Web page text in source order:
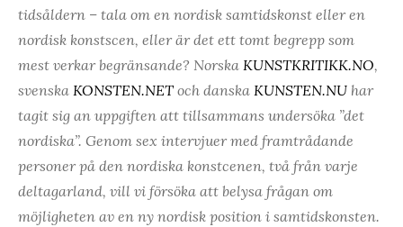
tidsåldern – tala om en nordisk samtidskonst eller en
nordisk konstscen, eller är det ett tomt begrepp som
mest verkar begränsande? Norska KUNSTKRITIKK.NO,
svenska KONSTEN.NEToch danska KUNSTEN.NU har
tagit sig an uppgiften att tillsammans undersöka ”det
nordiska”. Genom sex intervjuer med framtrådande
personer på den nordiska konstcenen, två från varje
deltagarland, vill vi försöka att belysa frågan om
möjligheten av en ny nordisk position i samtidskonsten.